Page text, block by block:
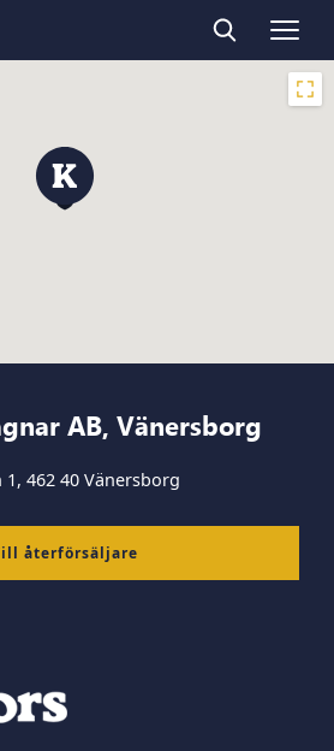
AB, Vänersborg
462 40 Vänersborg
återförsäljare